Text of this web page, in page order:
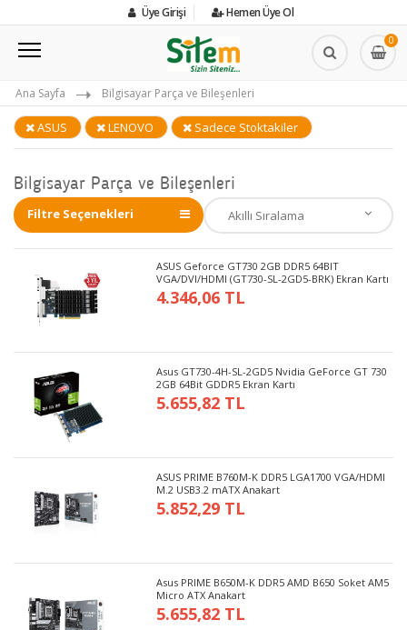
Üye Girişi Hemen Üye Ol
0
Ana Sayfa Bilgisayar Parça ve Bileşenleri
ASUS LENOVO Sadece Stoktakiler
Bilgisayar Parça ve Bileşenleri
Filtre Seçenekleri
ASUS Geforce GT730 2GB DDR5 64BIT
VGA/DVI/HDMI (GT730-SL-2GD5-BRK) Ekran Kartı
4.346,06 TL
Asus GT730-4H-SL-2GD5 Nvidia GeForce GT 730
2GB 64Bit GDDR5 Ekran Kartı
5.655,82 TL
ASUS PRIME B760M-K DDR5 LGA1700 VGA/HDMI
M.2 USB3.2 mATX Anakart
5.852,29 TL
Asus PRIME B650M-K DDR5 AMD B650 Soket AM5
Micro ATX Anakart
5.655,82 TL